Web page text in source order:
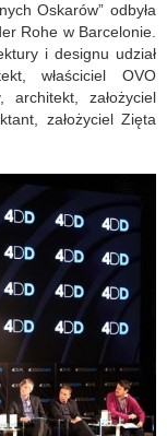
Oskarów” odbyła
Rohe w Barcelonie.
i designu udział
właściciel OVO
architekt, założyciel
założyciel Zięta